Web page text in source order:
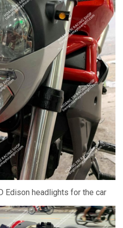
Edison headlights for the car